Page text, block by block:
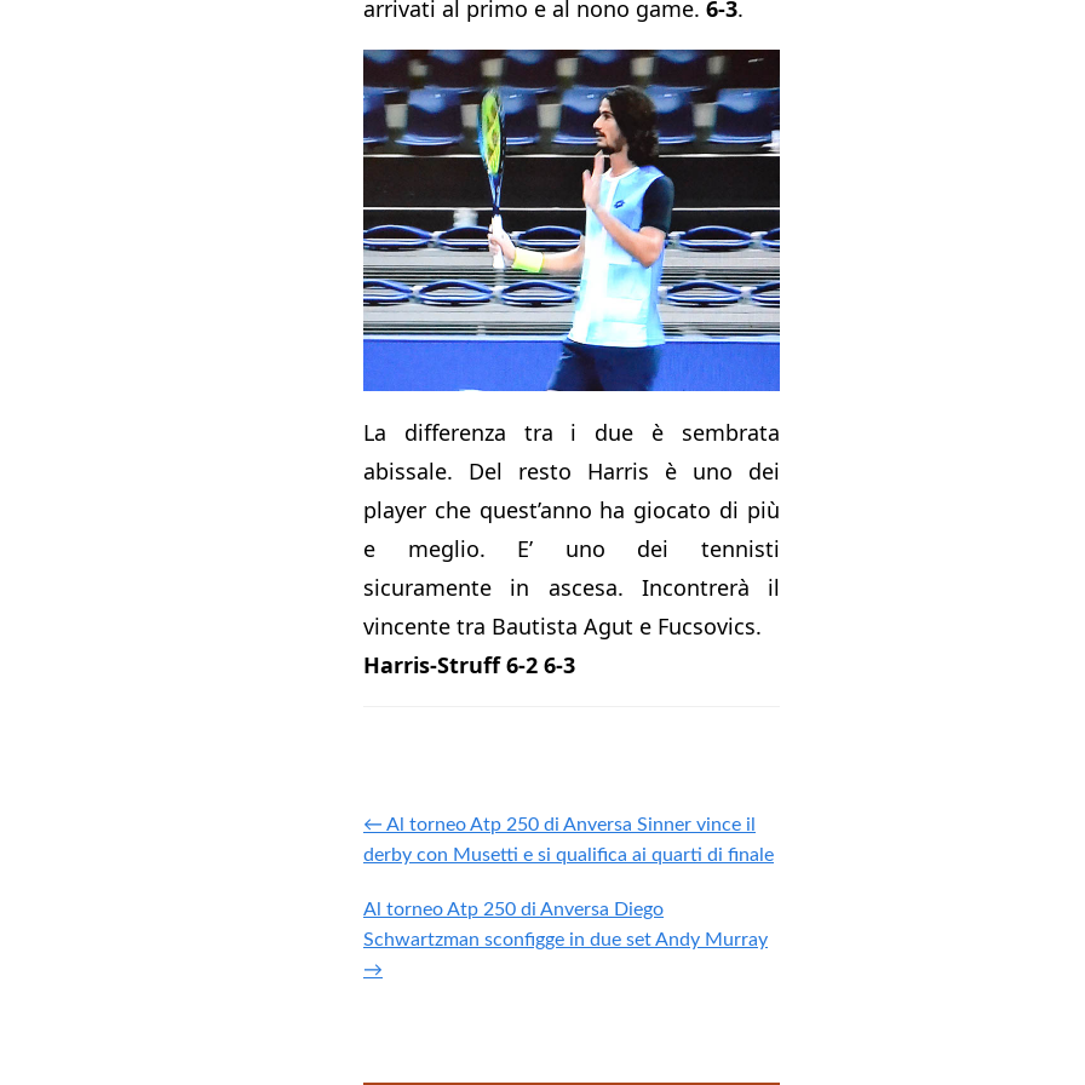
arrivati al primo e al nono game. 6-3.
La differenza tra i due è sembrata
abissale. Del resto Harris è uno dei
player che quest’anno ha giocato di più
e meglio. E’ uno dei tennisti
sicuramente in ascesa. Incontrerà il
vincente tra Bautista Agut e Fucsovics.
Harris-Struff 6-2 6-3
← Al torneo Atp 250 di Anversa Sinner vince il
derby con Musetti e si qualifica ai quarti di finale
Al torneo Atp 250 di Anversa Diego
Schwartzman sconfigge in due set Andy Murray
→